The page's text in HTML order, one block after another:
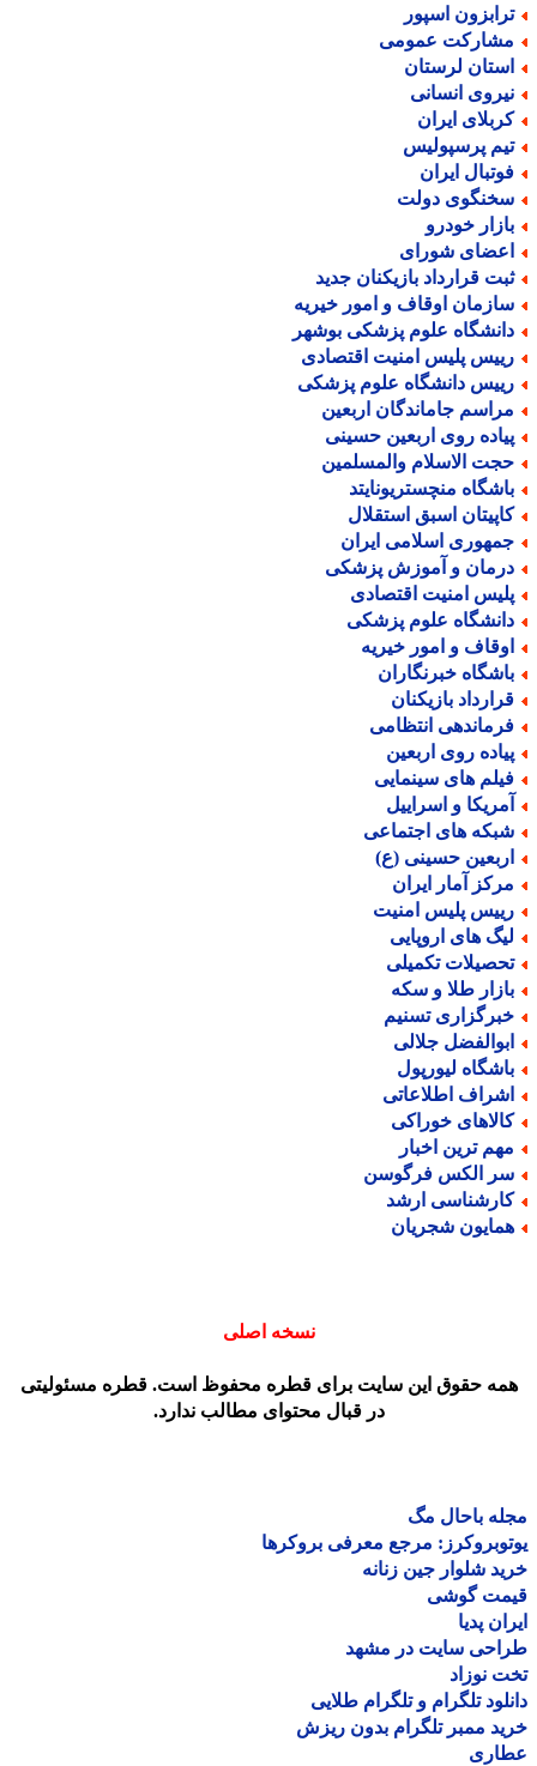
اسپور
عمومی
لرستان
انسانی
ایران
پرسپولیس
ایران
دولت
خودرو
شورای
قرارداد بازیکنان جدید
اوقاف و امور خیریه
علوم پزشکی بوشهر
پلیس امنیت اقتصادی
دانشگاه علوم پزشکی
جاماندگان اربعین
روی اربعین حسینی
الاسلام والمسلمین
منچستریونایتد
اسبق استقلال
اسلامی ایران
و آموزش پزشکی
امنیت اقتصادی
علوم پزشکی
و امور خیریه
خبرنگاران
بازیکنان
انتظامی
روی اربعین
های سینمایی
و اسراییل
های اجتماعی
حسینی (ع)
آمار ایران
پلیس امنیت
های اروپایی
تکمیلی
طلا و سکه
تسنیم
جلالی
لیورپول
اطلاعاتی
خوراکی
ترین اخبار
الکس فرگوسن
ارشد
شجریان
نسخه اصلی
حقوق این سایت برای قطره محفوظ است. قطره مسئولیتی
در قبال محتوای مطالب ندارد.
باحال مگ
مرجع معرفی بروکرها
شلوار جین زنانه
گوشی
پدیا
سایت در مشهد
نوزاد
تلگرام و تلگرام طلایی
ممبر تلگرام بدون ریزش